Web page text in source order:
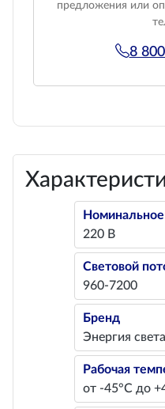
предложения или
8
220 В
Световой
960-7200
Бренд
Энергия света
Рабочая
от -45°С до